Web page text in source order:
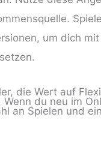
um dich
die Wert auf
du neu im
an Spielen und